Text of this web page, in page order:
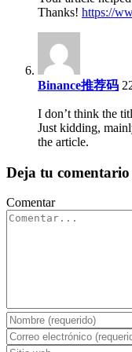
Thanks! https://
Binance推荐码
I don’t think the
Just kidding,
the article.
Deja tu comentario
Comentar